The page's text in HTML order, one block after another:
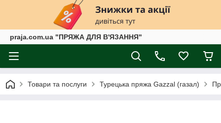
praja.com.ua "ПРЯЖА ДЛЯ В'ЯЗАННЯ"
Товари та послуги Турецька пряжа Gazzal (газал)